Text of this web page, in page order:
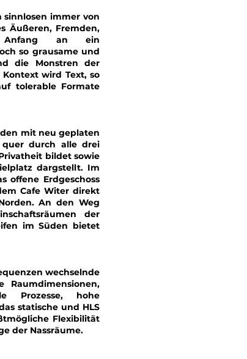
immer von
Äußeren, Fremden,
Anfang an ein
so grausame und
die Monstren der
wird Text, so
tolerable Formate
mit neu geplaten
quer durch alle drei
bildet sowie
dargstellt. Im
offene Erdgeschoss
Cafe Witer direkt
An den Weg
der
im Süden bietet
wechselnde
Raumdimensionen,
Prozesse, hohe
statische und HLS
Flexibilität
der Nassräume.